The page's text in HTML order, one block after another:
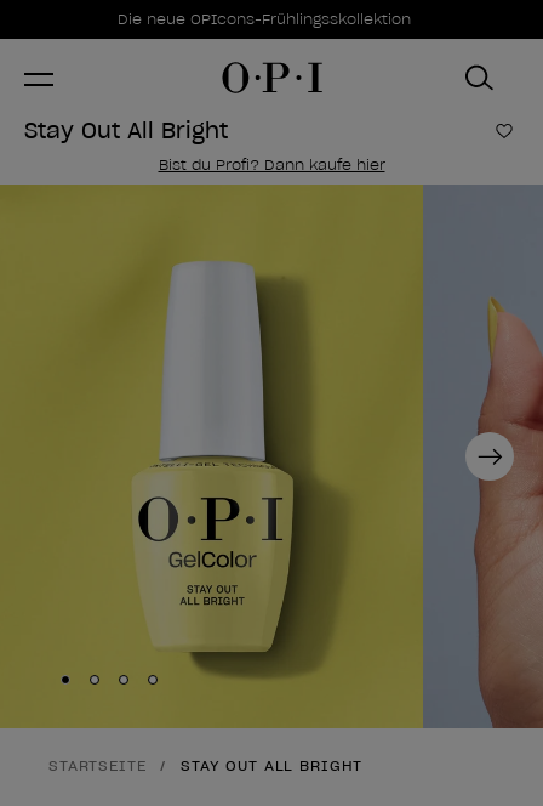
Sonderangebote
Die neue OPIcons-Frühlingsskollektion
Item 1 of 1
Stay Out All Bright Zur
Bist du Profi? Dann kaufe hier
Next
Skip to slide
Skip to slide
Skip to slide
Skip to slide
STARTSEITE STAY OUT ALL BRIGHT